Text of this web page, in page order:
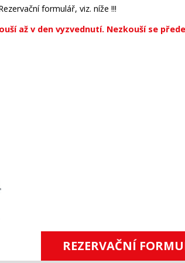
formulář, viz. níže !!!
až v den vyzvednutí. Nezkouší se
REZERVAČNÍ